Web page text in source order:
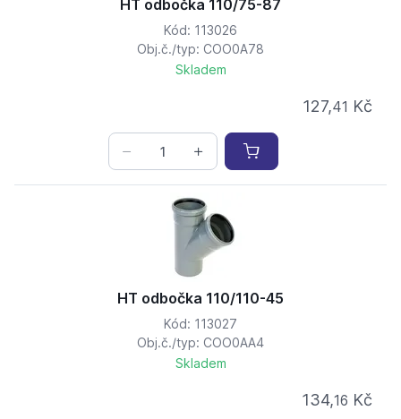
HT odbočka 110/75-87
Kód: 113026
Obj.č./typ: COO0A78
Skladem
127,41 Kč
HT odbočka 110/110-45
Kód: 113027
Obj.č./typ: COO0AA4
Skladem
134,16 Kč